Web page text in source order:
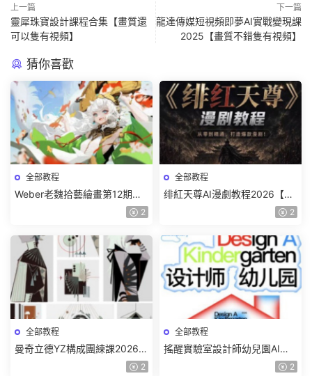
上一篇
靈犀珠寶設計課程合集【畫質還
可以隻有視頻】
下一篇
龍達傳媒短視頻即夢AI實戰變現課
2025【畫質不錯隻有視頻】
猜你喜歡
全部教程
Weber老魏拾藝繪畫第12期角
色特訓班【畫質不錯隻有視
2
全部教程
绯紅天尊AI漫劇教程2026【畫
2
全部教程
曼奇立德YZ構成團練課2026年
8月已結課【畫質高清有課件】
2
全部教程
搖醒實驗室設計師幼兒園AI軟
件基礎課2025【畫質不錯有素
2